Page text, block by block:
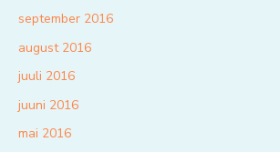
september 2016
august 2016
juuli 2016
juuni 2016
mai 2016